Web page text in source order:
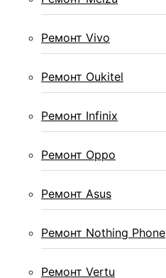
Ремонт Vivo
Ремонт Oukitel
Ремонт Infinix
Ремонт Oppo
Ремонт Asus
Ремонт Nothing Phone
Ремонт Vertu